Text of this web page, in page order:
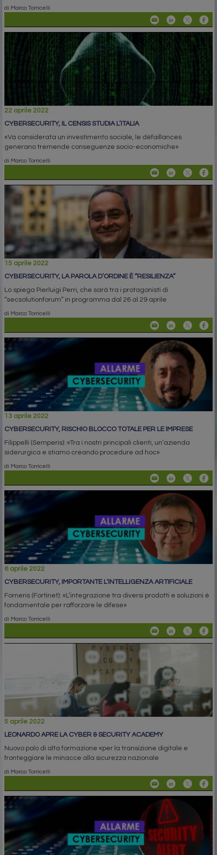
di Marco Torricelli
22 aprile 2022
CYBERSECURITY, IL CENSIS STUDIA L’ITALIA
«Va considerata un investimento sociale, le défaillances
generano tremende conseguenze socio-economiche»
di Marco Torricelli
15 aprile 2022
CYBERSECURITY, LA PAROLA D’ORDINE È “RESILIENZA”
Lo spiega Pierluigi Perri, che sarà tra i protagonisti di
“secsolutionforum” in programma dal 26 al 29 aprile
di Marco Torricelli
13 aprile 2022
CYBERSECURITY, RISCHIO BLOCCO TOTALE PER LE IMPRESE
Filippelli (Semperis): «Tra i nostri principali clienti, un’azienda
siderurgica e stiamo creando procedure ad hoc»
di Marco Torricelli
6 aprile 2022
CYBERSECURITY, IMPORTANTE L‘INTELLIGENZA ARTIFICIALE
Forneris (Fortinet): «L’integrazione tra diversi prodotti e soluzioni è
fondamentale per rafforzare le difese»
di Marco Torricelli
5 aprile 2022
LEONARDO APRE LA CYBER & SECURITY ACADEMY
Nuovo polo di alta formazione «per la transizione digitale e
fronteggiare le minacce alla sicurezza nazionale
di Marco Torricelli